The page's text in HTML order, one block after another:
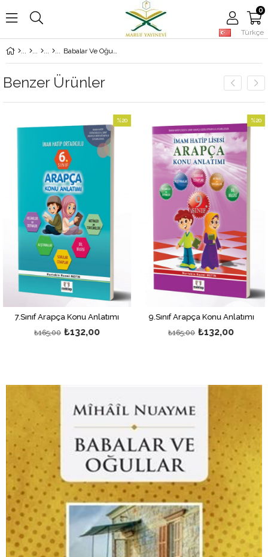
Türkçe
0
Babalar Ve Oğullar
Benzer Ürünler
Arapça Konu Anlatımı
₺132,00
₺165,00
İndirim
%20İndirim
9.Sınıf Arapça Konu Anlatımı
₺132,00
₺165,00
İndirim
%20İndirim